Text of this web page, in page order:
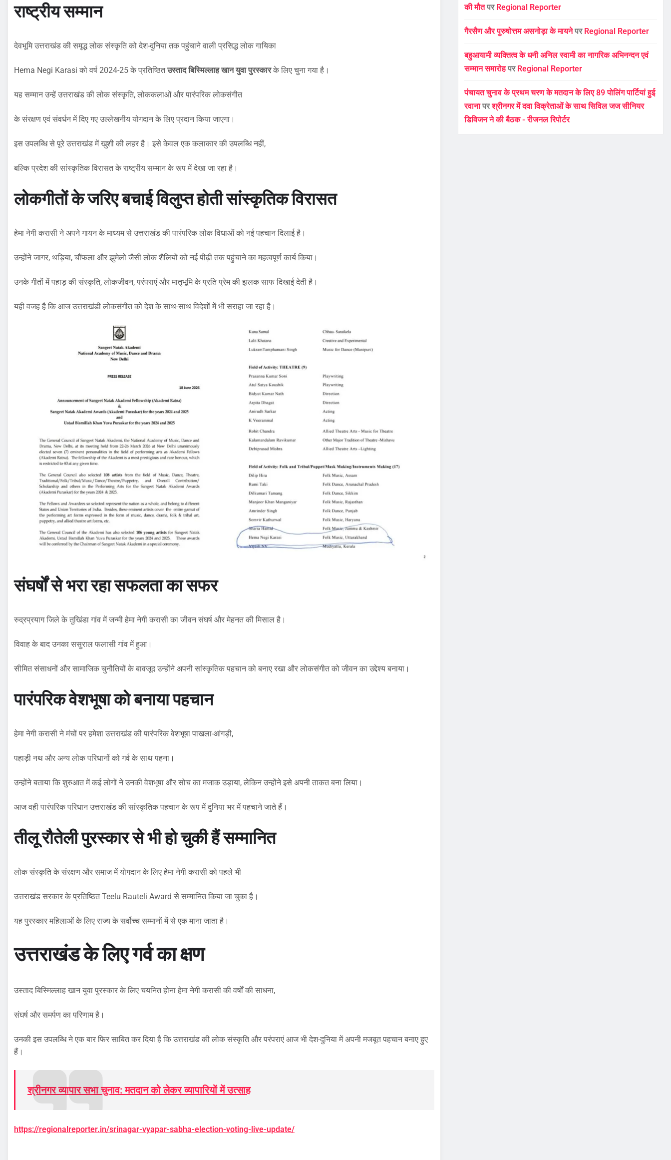
राष्ट्रीय सम्मान
देवभूमि उत्तराखंड की समृद्ध लोक संस्कृति को देश-दुनिया तक पहुंचाने वाली प्रसिद्ध लोक गायिका
Hema Negi Karasi को वर्ष 2024-25 के प्रतिष्ठितउस्ताद बिस्मिल्लाह खान युवा पुरस्कारके लिए चुना गया है।
यह सम्मान उन्हें उत्तराखंड की लोक संस्कृति, लोककलाओं और पारंपरिक लोकसंगीत
के संरक्षण एवं संवर्धन में दिए गए उल्लेखनीय योगदान के लिए प्रदान किया जाएगा।
इस उपलब्धि से पूरे उत्तराखंड में खुशी की लहर है। इसे केवल एक कलाकार की उपलब्धि नहीं,
बल्कि प्रदेश की सांस्कृतिक विरासत के राष्ट्रीय सम्मान के रूप में देखा जा रहा है।
लोकगीतों के जरिए बचाई विलुप्त होती सांस्कृतिक विरासत
हेमा नेगी करासी ने अपने गायन के माध्यम से उत्तराखंड की पारंपरिक लोक विधाओं को नई पहचान दिलाई है।
उन्होंने जागर, थड़िया, चौंफला और झुमेलो जैसी लोक शैलियों को नई पीढ़ी तक पहुंचाने का महत्वपूर्ण कार्य किया।
उनके गीतों में पहाड़ की संस्कृति, लोकजीवन, परंपराएं और मातृभूमि के प्रति प्रेम की झलक साफ दिखाई देती है।
यही वजह है कि आज उत्तराखंडी लोकसंगीत को देश के साथ-साथ विदेशों में भी सराहा जा रहा है।
संघर्षों से भरा रहा सफलता का सफर
रुद्रप्रयाग जिले के तुखिंडा गांव में जन्मी हेमा नेगी करासी का जीवन संघर्ष और मेहनत की मिसाल है।
विवाह के बाद उनका ससुराल फलासी गांव में हुआ।
सीमित संसाधनों और सामाजिक चुनौतियों के बावजूद उन्होंने अपनी सांस्कृतिक पहचान को बनाए रखा और लोकसंगीत को जीवन का उद्देश्य बनाया।
पारंपरिक वेशभूषा को बनाया पहचान
हेमा नेगी करासी ने मंचों पर हमेशा उत्तराखंड की पारंपरिक वेशभूषा पाखला-आंगड़ी,
पहाड़ी नथ और अन्य लोक परिधानों को गर्व के साथ पहना।
उन्होंने बताया कि शुरुआत में कई लोगों ने उनकी वेशभूषा और सोच का मजाक उड़ाया, लेकिन उन्होंने इसे अपनी ताकत बना लिया।
आज वही पारंपरिक परिधान उत्तराखंड की सांस्कृतिक पहचान के रूप में दुनिया भर में पहचाने जाते हैं।
तीलू रौतेली पुरस्कार से भी हो चुकी हैं सम्मानित
लोक संस्कृति के संरक्षण और समाज में योगदान के लिए हेमा नेगी करासी को पहले भी
उत्तराखंड सरकार के प्रतिष्ठित Teelu Rauteli Award से सम्मानित किया जा चुका है।
यह पुरस्कार महिलाओं के लिए राज्य के सर्वोच्च सम्मानों में से एक माना जाता है।
उत्तराखंड के लिए गर्व का क्षण
उस्ताद बिस्मिल्लाह खान युवा पुरस्कार के लिए चयनित होना हेमा नेगी करासी की वर्षों की साधना,
संघर्ष और समर्पण का परिणाम है।
उनकी इस उपलब्धि ने एक बार फिर साबित कर दिया है कि उत्तराखंड की लोक संस्कृति और परंपराएं आज भी देश-दुनिया में अपनी मजबूत पहचान बनाए हुए
हैं।
श्रीनगर व्यापार सभा चुनाव: मतदान को लेकर व्यापारियों में उत्साह
https://regionalreporter.in/srinagar-vyapar-sabha-election-voting-live-update/
की मौतपर Regional Reporter
गैरसैण और पुरुषोत्तम असनोड़ा के मायनेपर Regional Reporter
बहुआयामी व्यक्तित्व के धनी अनिल स्वामी का नागरिक अभिनन्दन एवं
सम्मान समारोहपर Regional Reporter
पंचायत चुनाव के प्रथम चरण के मतदान के लिए 89 पोलिंग पार्टियां हुई
रवानापरश्रीनगर में दवा विक्रेताओं के साथ सिविल जज सीनियर
डिविजन ने की बैठक - रीजनल रिपोर्टर